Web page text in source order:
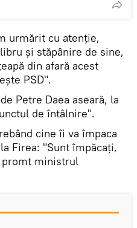
urmărit cu atenţie,
şi stăpânire de sine,
din afară acest
PSD".
Petre Daea aseară, la
de întâlnire".
cine îi va împaca
Firea: "Sunt împăcaţi,
promt ministrul